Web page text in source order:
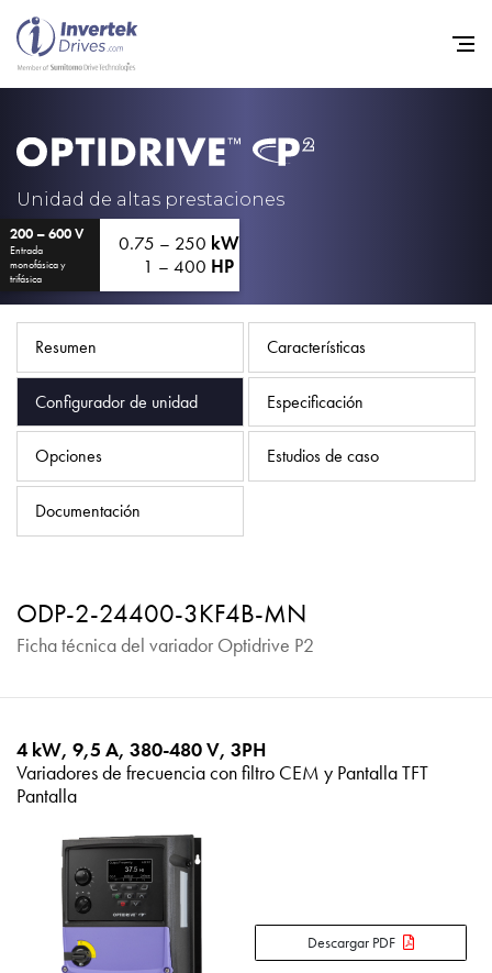
Unidad de altas prestaciones
200 – 600 V
Entrada
monofásica y
trifásica
0.75 – 250 kW
1 – 400 HP
Resumen Características
Configurador de unidad Especificación
Opciones Estudios de caso
Documentación
ODP-2-24400-3KF4B-MN
Ficha técnica del variador Optidrive P2
4 kW, 9,5 A, 380-480 V, 3PH
Variadores de frecuencia con filtro CEM y Pantalla TFT
Pantalla
Descargar PDF
Home
Noticias
Empleo
Acerca de
Contacto